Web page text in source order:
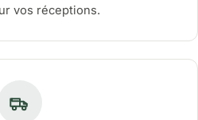
vos réceptions.